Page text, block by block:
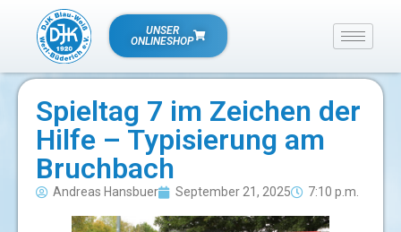
UNSER
ONLINESHOP
Spieltag 7 im Zeichen der
Hilfe – Typisierung am
Bruchbach
Andreas Hansbuer September 21, 2025 7:10 p.m.